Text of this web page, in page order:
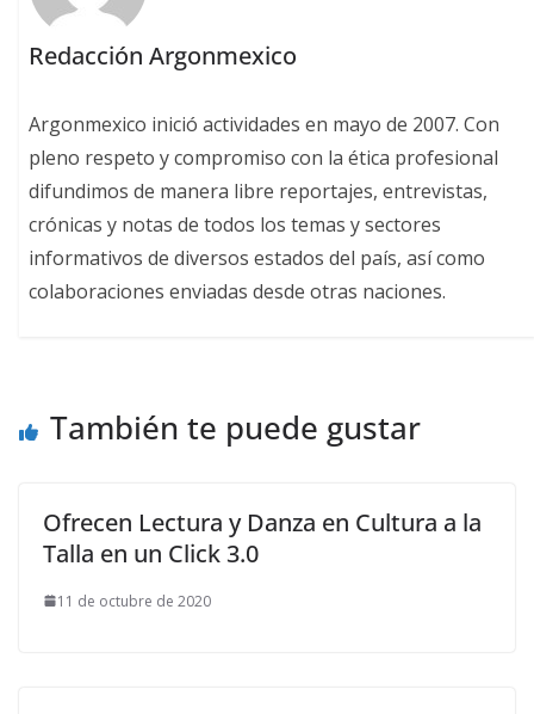
Redacción Argonmexico
Argonmexico inició actividades en mayo de 2007. Con
pleno respeto y compromiso con la ética profesional
difundimos de manera libre reportajes, entrevistas,
crónicas y notas de todos los temas y sectores
informativos de diversos estados del país, así como
colaboraciones enviadas desde otras naciones.
También te puede gustar
Ofrecen Lectura y Danza en Cultura a la
Talla en un Click 3.0
11 de octubre de 2020